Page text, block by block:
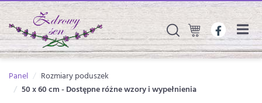
Panel
Rozmiary poduszek
50 x 60 cm - Dostępne różne wzory i wypełnienia